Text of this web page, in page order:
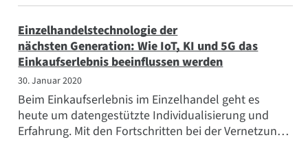
Einzelhandelstechnologie der
nächsten Generation: Wie IoT, KI und 5G das
Einkaufserlebnis beeinflussen werden
30. Januar 2020
Beim Einkaufserlebnis im Einzelhandel geht es
heute um datengestützte Individualisierung und
Erfahrung. Mit den Fortschritten bei der Vernetzung